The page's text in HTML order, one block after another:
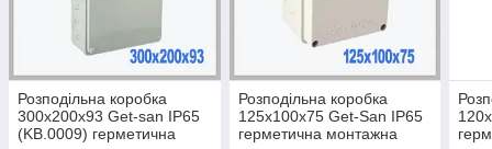
Розподільна коробка
300х200х93 Get-san IP65
(KB.0009) герметична
Розподільна коробка
125х100х75 Get-San IP65
герметична монтажна